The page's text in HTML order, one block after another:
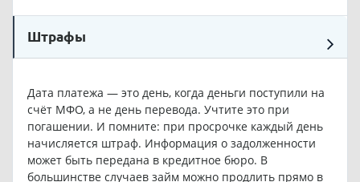
Штрафы
Дата платежа — это день, когда деньги поступили на
счёт МФО, а не день перевода. Учтите это при
погашении. И помните: при просрочке каждый день
начисляется штраф. Информация о задолженности
может быть передана в кредитное бюро. В
большинстве случаев займ можно продлить прямо в